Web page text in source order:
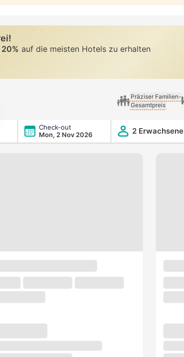
20% auf die meisten Hotels zu erhalten
Präziser Familien-
Gesamtpreis
Check-out
Mon, 2 Nov 2026
2 Erwachsene